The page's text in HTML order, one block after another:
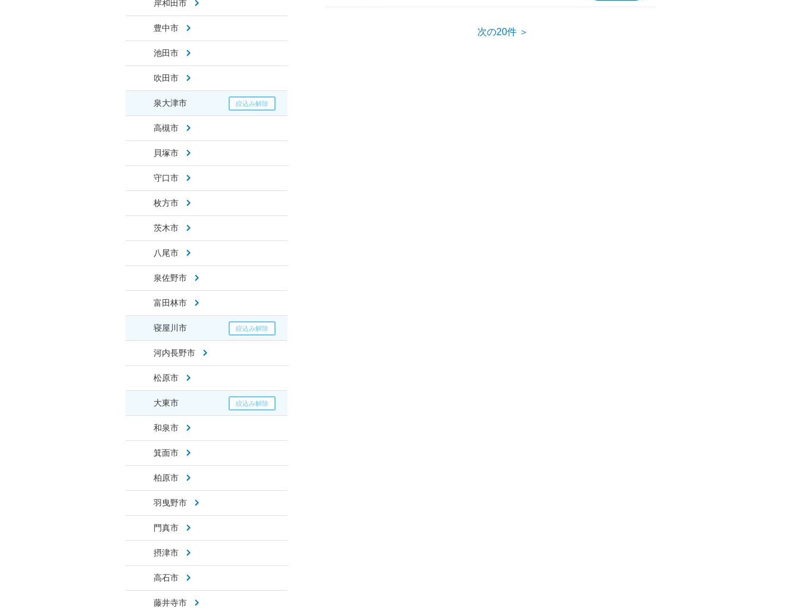
岸和田市
豊中市
池田市
吹田市
泉大津市
高槻市
貝塚市
守口市
枚方市
茨木市
八尾市
泉佐野市
富田林市
寝屋川市
河内長野市
松原市
大東市
和泉市
箕面市
柏原市
羽曳野市
門真市
摂津市
高石市
藤井寺市
次の20件 ＞